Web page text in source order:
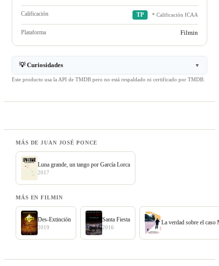
Calificación TP * Calificación ICAA
Plataforma Filmin
💡 Curiosidades ▼
Este producto usa la API de TMDB pero no está respaldado ni certificado por TMDB.
MÁS DE JUAN JOSÉ PONCE
Luna grande, un tango por García Lorca
2017
MÁS EN FILMIN
Des-Extinción
2019
Santa Fiesta
2016
La verdad sobre el caso